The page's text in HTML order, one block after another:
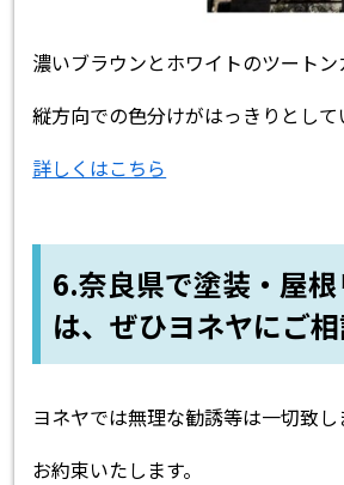
濃いブラウンとホワイトのツート
縦方向での色分けがはっきりとして
詳しくはこちら
6.奈良県で塗装・屋
は、ぜひヨネヤにご相
ヨネヤでは無理な勧誘等は一切致し
お約束いたします。